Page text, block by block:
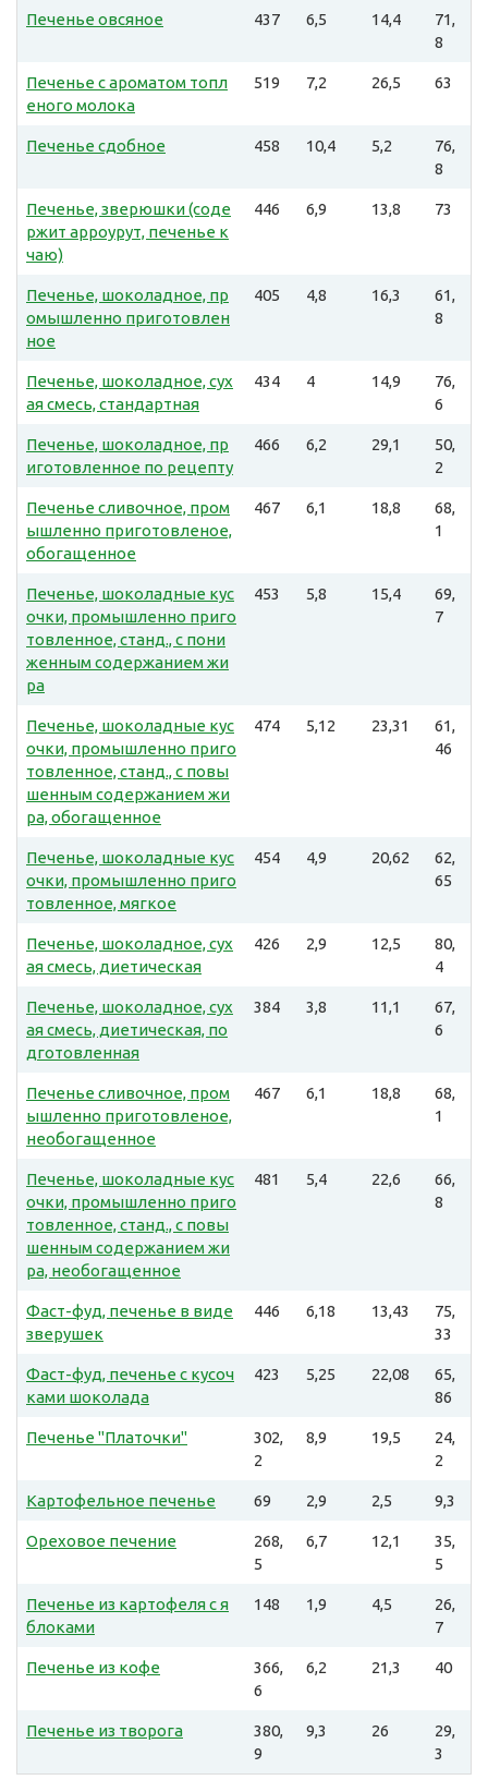
Печенье овсяное 437 6,5 14,4
71,
8
Печенье с ароматом топл
еного молока
519 7,2 26,5 63
Печенье сдобное 458 10,4 5,2
76,
8
Печенье, зверюшки (соде
ржит арроурут, печенье к
чаю)
446 6,9 13,8 73
Печенье, шоколадное, пр
омышленно приготовлен
ное
405 4,8 16,3
61,
8
Печенье, шоколадное, сух
ая смесь, стандартная
434 4 14,9
76,
6
Печенье, шоколадное, пр
иготовленное по рецепту
466 6,2 29,1
50,
2
Печенье сливочное, пром
ышленно приготовленое,
обогащенное
467 6,1 18,8
68,
1
Печенье, шоколадные кус
очки, промышленно приго
товленное, станд., с пони
женным содержанием жи
ра
453 5,8 15,4
69,
7
Печенье, шоколадные кус
очки, промышленно приго
товленное, станд., с повы
шенным содержанием жи
ра, обогащенное
474 5,12 23,31
61,
46
Печенье, шоколадные кус
очки, промышленно приго
товленное, мягкое
454 4,9 20,62
62,
65
Печенье, шоколадное, сух
ая смесь, диетическая
426 2,9 12,5
80,
4
Печенье, шоколадное, сух
ая смесь, диетическая, по
дготовленная
384 3,8 11,1
67,
6
Печенье сливочное, пром
ышленно приготовленое,
необогащенное
467 6,1 18,8
68,
1
Печенье, шоколадные кус
очки, промышленно приго
товленное, станд., с повы
шенным содержанием жи
ра, необогащенное
481 5,4 22,6
66,
8
Фаст-фуд, печенье в виде
зверушек
446 6,18 13,43
75,
33
Фаст-фуд, печенье с кусоч
ками шоколада
423 5,25 22,08
65,
86
Печенье "Платочки"
302,
2
8,9 19,5
24,
2
Картофельное печенье 69 2,9 2,5 9,3
Ореховое печение
268,
5
6,7 12,1
35,
5
Печенье из картофеля с я
блоками
148 1,9 4,5
26,
7
Печенье из кофе
366,
6
6,2 21,3 40
Печенье из творога
380,
9
9,3 26
29,
3